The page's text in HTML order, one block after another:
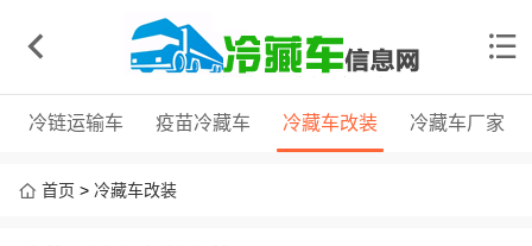
冷链运输车 疫苗冷藏车 冷藏车改装 冷藏车厂家
首页 > 冷藏车改装